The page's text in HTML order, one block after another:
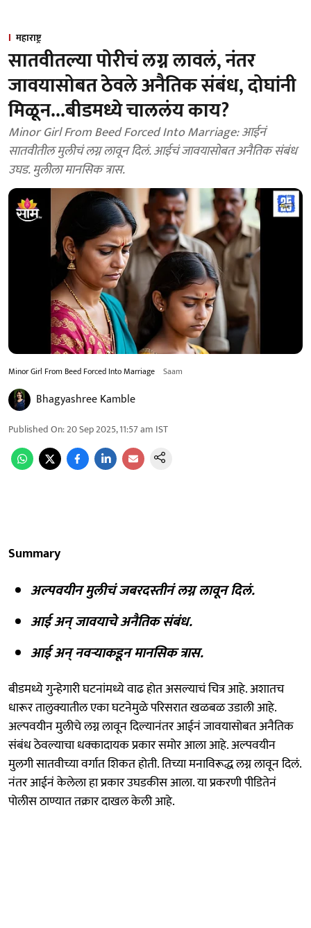
महाराष्ट्र
सातवीतल्या पोरीचं लग्न लावलं, नंतर
जावयासोबत ठेवले अनैतिक संबंध, दोघांनी
मिळून...बीडमध्ये चाललंय काय?
Minor Girl From Beed Forced Into Marriage: आईनं
सातवीतील मुलीचं लग्न लावून दिलं. आईचं जावयासोबत अनैतिक संबंध
उघड. मुलीला मानसिक त्रास.
Minor Girl From Beed Forced Into Marriage Saam
Bhagyashree Kamble
Published On:20 Sep 2025, 11:57 am IST
Summary
अल्पवयीन मुलीचं जबरदस्तीनं लग्न लावून दिलं.
आई अन् जावयाचे अनैतिक संबंध.
आई अन् नवऱ्याकडून मानसिक त्रास.
बीडमध्ये गुन्हेगारी घटनांमध्ये वाढ होत असल्याचं चित्र आहे. अशातच
धारूर तालुक्यातील एका घटनेमुळे परिसरात खळबळ उडाली आहे.
अल्पवयीन मुलीचे लग्न लावून दिल्यानंतर आईनं जावयासोबत अनैतिक
संबंध ठेवल्याचा धक्कादायक प्रकार समोर आला आहे. अल्पवयीन
मुलगी सातवीच्या वर्गात शिकत होती. तिच्या मनाविरूद्ध लग्न लावून दिलं.
नंतर आईनं केलेला हा प्रकार उघडकीस आला. या प्रकरणी पीडितेनं
पोलीस ठाण्यात तक्रार दाखल केली आहे.